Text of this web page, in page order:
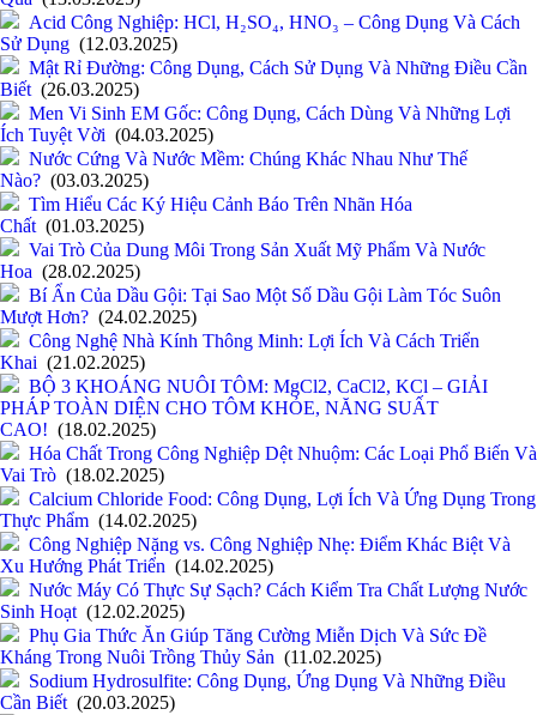
Acid Công Nghiệp: HCl, H₂SO₄, HNO₃ – Công Dụng Và Cách
Sử Dụng (12.03.2025)
Mật Rỉ Đường: Công Dụng, Cách Sử Dụng Và Những Điều Cần
Biết (26.03.2025)
Men Vi Sinh EM Gốc: Công Dụng, Cách Dùng Và Những Lợi
Ích Tuyệt Vời (04.03.2025)
Nước Cứng Và Nước Mềm: Chúng Khác Nhau Như Thế
Nào? (03.03.2025)
Tìm Hiểu Các Ký Hiệu Cảnh Báo Trên Nhãn Hóa
Chất (01.03.2025)
Vai Trò Của Dung Môi Trong Sản Xuất Mỹ Phẩm Và Nước
Hoa (28.02.2025)
Bí Ẩn Của Dầu Gội: Tại Sao Một Số Dầu Gội Làm Tóc Suôn
Mượt Hơn? (24.02.2025)
Công Nghệ Nhà Kính Thông Minh: Lợi Ích Và Cách Triển
Khai (21.02.2025)
BỘ 3 KHOÁNG NUÔI TÔM: MgCl2, CaCl2, KCl – GIẢI
PHÁP TOÀN DIỆN CHO TÔM KHỎE, NĂNG SUẤT
CAO! (18.02.2025)
Hóa Chất Trong Công Nghiệp Dệt Nhuộm: Các Loại Phổ Biến Và
Vai Trò (18.02.2025)
Calcium Chloride Food: Công Dụng, Lợi Ích Và Ứng Dụng Trong
Thực Phẩm (14.02.2025)
Công Nghiệp Nặng vs. Công Nghiệp Nhẹ: Điểm Khác Biệt Và
Xu Hướng Phát Triển (14.02.2025)
Nước Máy Có Thực Sự Sạch? Cách Kiểm Tra Chất Lượng Nước
Sinh Hoạt (12.02.2025)
Phụ Gia Thức Ăn Giúp Tăng Cường Miễn Dịch Và Sức Đề
Kháng Trong Nuôi Trồng Thủy Sản (11.02.2025)
Sodium Hydrosulfite: Công Dụng, Ứng Dụng Và Những Điều
Cần Biết (20.03.2025)